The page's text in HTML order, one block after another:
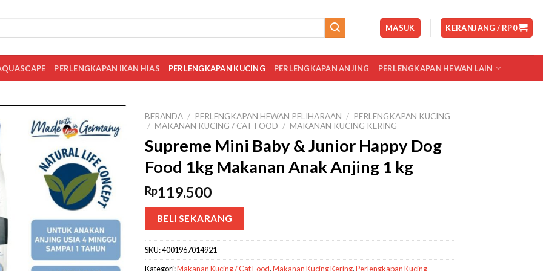
MASUK KERANJANG / RP0
PERLENGKAPAN IKAN HIAS PERLENGKAPAN KUCING PERLENGKAPAN ANJING PERLENGKAPAN HEWAN LAIN
BERANDA / PERLENGKAPAN HEWAN PELIHARAAN / PERLENGKAPAN KUCING
/ MAKANAN KUCING / CAT FOOD / MAKANAN KUCING KERING
Supreme Mini Baby & Junior Happy Dog
Food 1kg Makanan Anak Anjing 1 kg
Rp119.500
BELI SEKARANG
SKU:4001967014921
Kategori:Makanan Kucing / Cat Food,Makanan Kucing Kering,Perlengkapan Kucing